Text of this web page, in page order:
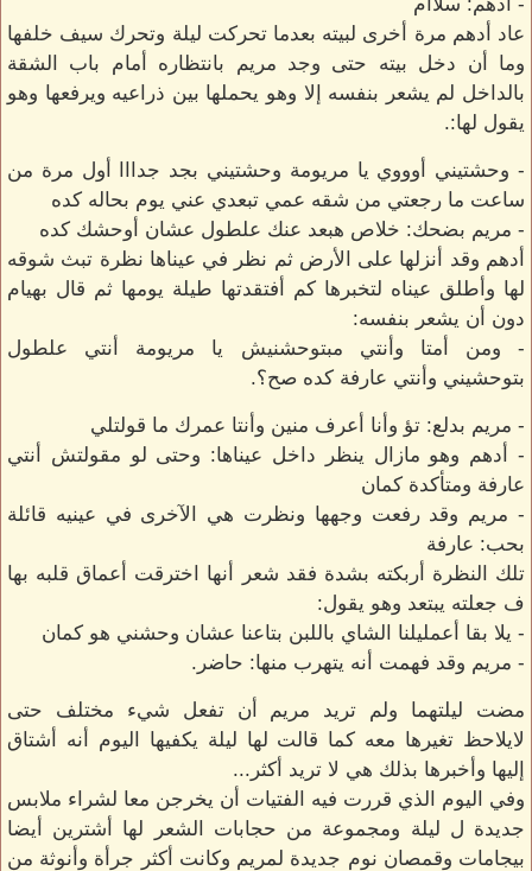
عاد أدهم مرة أخرى لبيته بعدما تحركت ليلة وتحرك سيف خلفها
وما أن دخل بيته حتى وجد مريم بانتظاره أمام باب الشقة
بالداخل لم يشعر بنفسه إلا وهو يحملها بين ذراعيه ويرفعها وهو
يقول لها:.
- وحشتيني أوووي يا مريومة وحشتيني بجد جدااا أول مرة من
ساعت ما رجعتي من شقه عمي تبعدي عني يوم بحاله كده
- مريم بضحك: خلاص هبعد عنك علطول عشان أوحشك كده
أدهم وقد أنزلها على الأرض ثم نظر في عيناها نظرة تبث شوقه
لها وأطلق عيناه لتخبرها كم أفتقدتها طيلة يومها ثم قال بهيام
دون أن يشعر بنفسه:
- ومن أمتا وأنتي مبتوحشنيش يا مريومة أنتي علطول
بتوحشيني وأنتي عارفة كده صح؟.
- مريم بدلع: تؤ وأنا أعرف منين وأنتا عمرك ما قولتلي
- أدهم وهو مازال ينظر داخل عيناها: وحتى لو مقولتش أنتي
عارفة ومتأكدة كمان
- مريم وقد رفعت وجهها ونظرت هي الآخرى في عينيه قائلة
بحب: عارفة
تلك النظرة أربكته بشدة فقد شعر أنها اخترقت أعماق قلبه بها
ف جعلته يبتعد وهو يقول:
- يلا بقا أعمليلنا الشاي باللبن بتاعنا عشان وحشني هو كمان
- مريم وقد فهمت أنه يتهرب منها: حاضر.
مضت ليلتهما ولم تريد مريم أن تفعل شيء مختلف حتى
لايلاحظ تغيرها معه كما قالت لها ليلة يكفيها اليوم أنه أشتاق
إليها وأخبرها بذلك هي لا تريد أكثر...
وفي اليوم الذي قررت فيه الفتيات أن يخرجن معا لشراء ملابس
جديدة ل ليلة ومجموعة من حجابات الشعر لها أشترين أيضا
بيجامات وقمصان نوم جديدة لمريم وكانت أكثر جرأة وأنوثة من